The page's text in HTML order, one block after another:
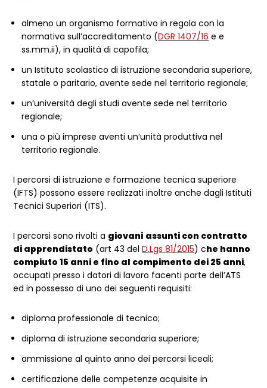
almeno un organismo formativo in regola con la
normativa sull’accreditamento (DGR 1407/16 e e
ss.mm.ii), in qualità di capofila;
un Istituto scolastico di istruzione secondaria superiore,
statale o paritario, avente sede nel territorio regionale;
un’università degli studi avente sede nel territorio
regionale;
una o più imprese aventi un’unità produttiva nel
territorio regionale.
I percorsi di istruzione e formazione tecnica superiore
(IFTS) possono essere realizzati inoltre anche dagli Istituti
Tecnici Superiori (ITS).
I percorsi sono rivolti a giovani assunti con contratto
di apprendistato (art 43 delD.Lgs 81/2015) che hanno
compiuto 15 anni e fino al compimento dei 25 anni,
occupati presso i datori di lavoro facenti parte dell’ATS
ed in possesso di uno dei seguenti requisiti:
diploma professionale di tecnico;
diploma di istruzione secondaria superiore;
ammissione al quinto anno dei percorsi liceali;
certificazione delle competenze acquisite in